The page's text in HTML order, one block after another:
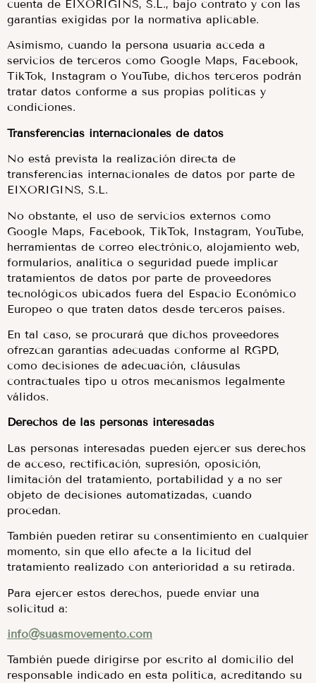
cuenta de EIXORIGINS, S.L., bajo contrato y con las
garantías exigidas por la normativa aplicable.
Asimismo, cuando la persona usuaria acceda a
servicios de terceros como Google Maps, Facebook,
TikTok, Instagram o YouTube, dichos terceros podrán
tratar datos conforme a sus propias políticas y
condiciones.
Transferencias internacionales de datos
No está prevista la realización directa de
transferencias internacionales de datos por parte de
EIXORIGINS, S.L.
No obstante, el uso de servicios externos como
Google Maps, Facebook, TikTok, Instagram, YouTube,
herramientas de correo electrónico, alojamiento web,
formularios, analítica o seguridad puede implicar
tratamientos de datos por parte de proveedores
tecnológicos ubicados fuera del Espacio Económico
Europeo o que traten datos desde terceros países.
En tal caso, se procurará que dichos proveedores
ofrezcan garantías adecuadas conforme al RGPD,
como decisiones de adecuación, cláusulas
contractuales tipo u otros mecanismos legalmente
válidos.
Derechos de las personas interesadas
Las personas interesadas pueden ejercer sus derechos
de acceso, rectificación, supresión, oposición,
limitación del tratamiento, portabilidad y a no ser
objeto de decisiones automatizadas, cuando
procedan.
También pueden retirar su consentimiento en cualquier
momento, sin que ello afecte a la licitud del
tratamiento realizado con anterioridad a su retirada.
Para ejercer estos derechos, puede enviar una
solicitud a:
info@suasmovemento.com
También puede dirigirse por escrito al domicilio del
responsable indicado en esta política, acreditando su